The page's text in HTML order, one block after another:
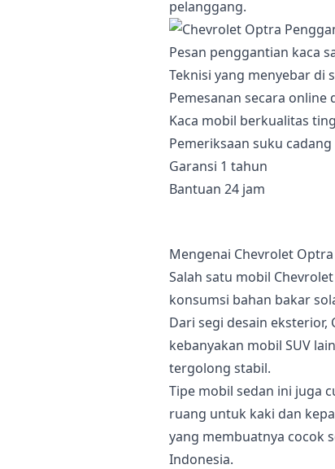
pelanggang.
Pesan penggantian kaca
Teknisi yang menyebar di
Pemesanan secara online
Kaca mobil berkualitas
Pemeriksaan suku cadang
Garansi 1 tahun
Bantuan 24 jam
Mengenai Chevrolet Optra
Salah satu mobil
konsumsi bahan bakar
Dari segi desain
kebanyakan mobil SUV
tergolong stabil.
Tipe mobil sedan ini juga
ruang untuk kaki dan
yang membuatnya cocok
Indonesia.